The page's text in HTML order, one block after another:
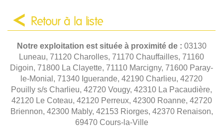
Retour à la liste
Notre exploitation est située à proximité de : 03130
Luneau, 71120 Charolles, 71170 Chauffailles, 71160
Digoin, 71800 La Clayette, 71110 Marcigny, 71600 Paray-
le-Monial, 71340 Iguerande, 42190 Charlieu, 42720
Pouilly s/s Charlieu, 42720 Vougy, 42310 La Pacaudière,
42120 Le Coteau, 42120 Perreux, 42300 Roanne, 42720
Briennon, 42300 Mably, 42153 Riorges, 42370 Renaison,
69470 Cours-la-Ville